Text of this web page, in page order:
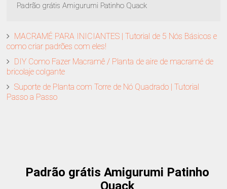
Padrão grátis Amigurumi Patinho Quack
MACRAMÉ PARA INICIANTES | Tutorial de 5 Nós Básicos e
como criar padrões com eles!
DIY Como Fazer Macramê / Planta de aire de macramé de
bricolaje colgante
Suporte de Planta com Torre de Nó Quadrado | Tutorial
Passo a Passo
Padrão grátis Amigurumi Patinho
Quack